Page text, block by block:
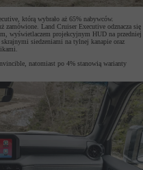
którą wybrało aż 65% nabywców.
zamówione. Land Cruiser Executive odznacza się
wyświetlaczem projekcyjnym HUD na przedniej
siedzeniami na tylnej kanapie oraz
natomiast po 4% stanowią warianty